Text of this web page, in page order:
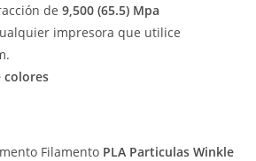
de9,500 (65.5) Mpa
impresora que utilice
colores
Filamento PLA Particulas Winkle